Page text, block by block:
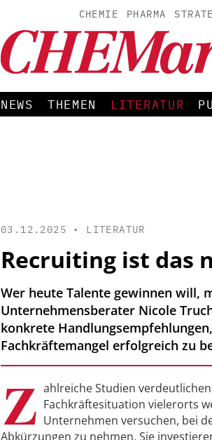
CHEMIE PHARMA
NEWS THEMEN LITERATUR
03.12.2025 • LITERATUR
Recruiting ist das
Wer heute Talente gewinnen will,
Unternehmensberater Nicole
konkrete
Fachkräftemangel erfolgreich zu
Z ahlreiche Studien
Fachkräftesituation vielerorts
Unternehmen versuchen, bei
Abkürzungen zu nehmen. Sie